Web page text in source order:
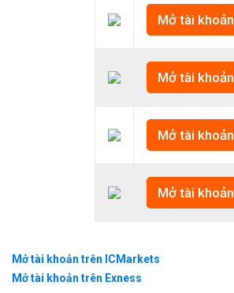
Mở tài khoản
Mở tài khoản
Mở tài khoản
Mở tài khoản
Mở tài khoản trên ICMarkets
Mở tài khoản trên Exness